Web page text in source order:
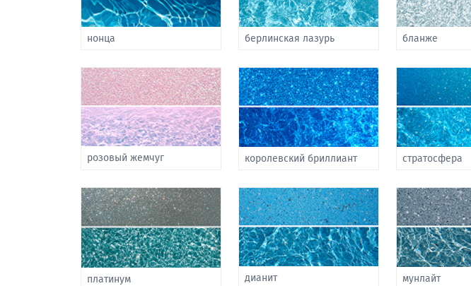
нонца берлинская лазурь бланже
розовый жемчуг королевский бриллиант стратосфера
платинум дианит мунлайт